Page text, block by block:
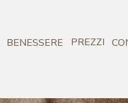
BENESSERE PREZZI